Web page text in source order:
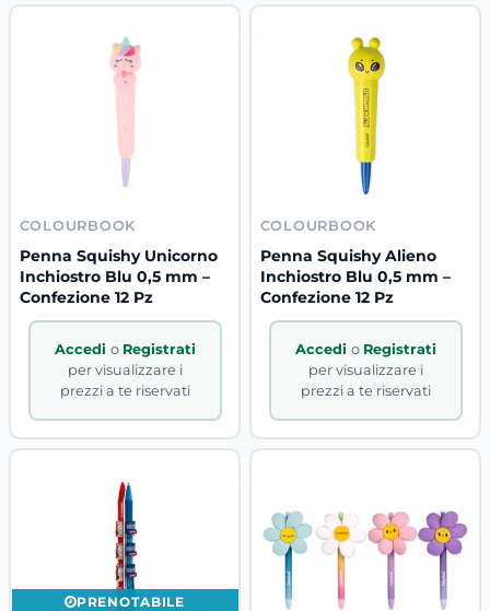
COLOURBOOK
Penna Squishy Unicorno
Inchiostro Blu 0,5 mm –
Confezione 12 Pz
Accedi o Registrati
per visualizzare i
prezzi a te riservati
COLOURBOOK
Penna Squishy Alieno
Inchiostro Blu 0,5 mm –
Confezione 12 Pz
Accedi o Registrati
per visualizzare i
prezzi a te riservati
PRENOTABILE